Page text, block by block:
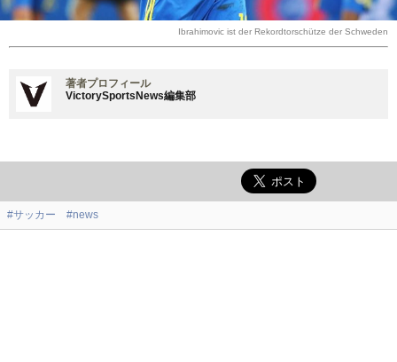
Ibrahimovic ist der Rekordtorschütze der Schweden
著者プロフィール
VictorySportsNews編集部
#サッカー #news